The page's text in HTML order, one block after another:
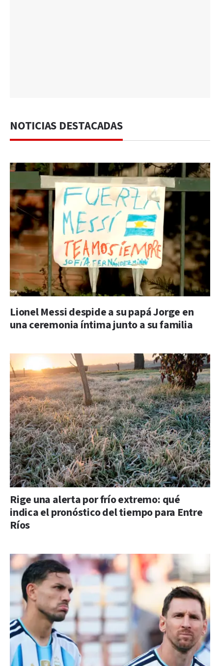
NOTICIAS DESTACADAS
Lionel Messi despide a su papá Jorge en
una ceremonia íntima junto a su familia
Rige una alerta por frío extremo: qué
indica el pronóstico del tiempo para Entre
Ríos